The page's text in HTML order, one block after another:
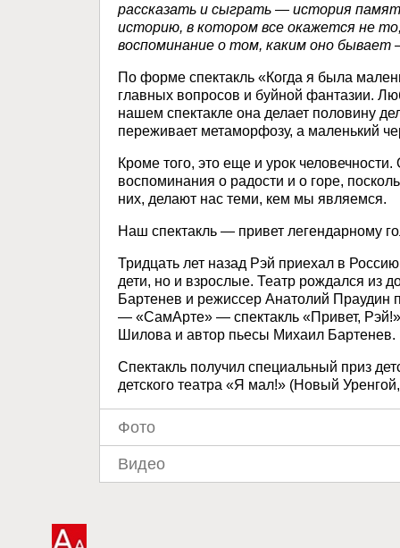
рассказать и сыграть — история
историю, в котором все окажется не
воспоминание о том, каким оно
По форме спектакль «Когда я была
главных вопросов и буйной фантазии.
нашем спектакле она делает половину
переживает метаморфозу, а маленький
Кроме того, это еще и урок
воспоминания о радости и о горе,
них, делают нас теми, кем мы являемся.
Наш спектакль — привет легендарному
Тридцать лет назад Рэй приехал в
дети, но и взрослые. Театр рождался из
Бартенев и режиссер Анатолий Праудин
— «СамАрте» — спектакль «Привет,
Шилова и автор пьесы Михаил Бартенев.
Спектакль получил специальный приз
детского театра «Я мал!» (Новый
Фото
Видео